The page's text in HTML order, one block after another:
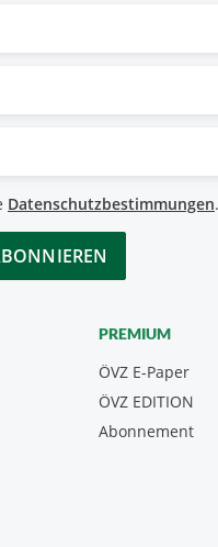
Datenschutzbestimmungen.
PREMIUM
ÖVZ E-Paper
Abonnement
ÖVZ EDITION